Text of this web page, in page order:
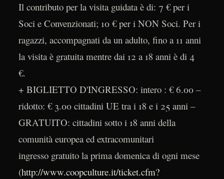
Il contributo per la visita guidata è di: 7 € per i
Soci e Convenzionati; 10 € per i NON Soci. Per i
ragazzi, accompagnati da un adulto, fino a 11 anni
la visita è gratuita mentre dai 12 a 18 anni è di 4
€.
+ BIGLIETTO D'INGRESSO: intero : € 6.00 –
ridotto: € 3.00 cittadini UE tra i 18 e i 25 anni –
GRATUITO: cittadini sotto i 18 anni della
comunità europea ed extracomunitari
ingresso gratuito la prima domenica di ogni mese
(http://www.coopculture.it/ticket.cfm?